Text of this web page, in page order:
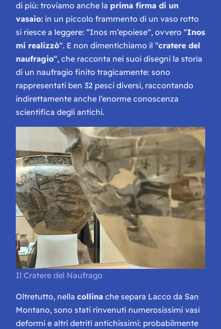
di più: troviamo anche la prima firma di un
vasaio: in un piccolo frammento di un vaso rotto
si riesce a leggere: “Inos m’epoiese“, ovvero “Inos
mi realizzò“. E non dimentichiamo il “cratere del
naufragio“, che racconta nei suoi disegni la storia
di un naufragio finito tragicamente: sono
rappresentati ben 32 pesci diversi, raccontando
indirettamente anche l’enorme conoscenza
scientifica degli antichi.
Il Cratere del Naufrago
Oltretutto, nella collina che separa Lacco da San
Montano, sono stati rinvenuti numerosissimi vasi
deformi e altri detriti antichissimi: probabilmente